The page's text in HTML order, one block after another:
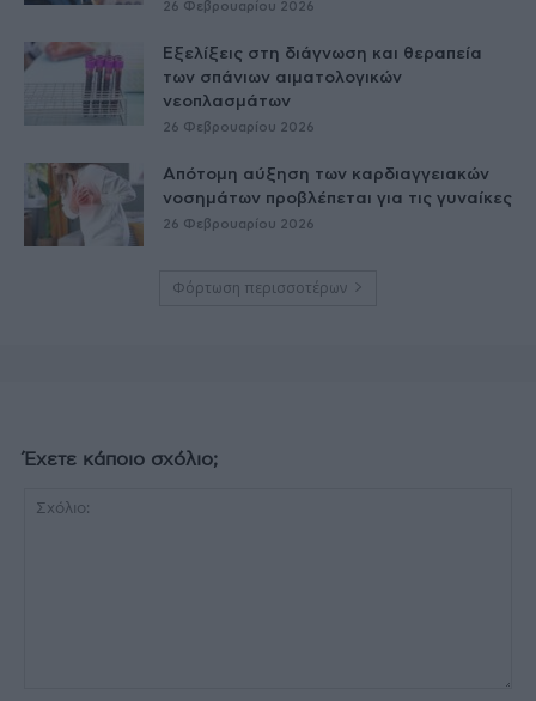
26 Φεβρουαρίου 2026
Εξελίξεις στη διάγνωση και θεραπεία
των σπάνιων αιματολογικών
νεοπλασμάτων
26 Φεβρουαρίου 2026
Απότομη αύξηση των καρδιαγγειακών
νοσημάτων προβλέπεται για τις γυναίκες
26 Φεβρουαρίου 2026
Φόρτωση περισσοτέρων
Έχετε κάποιο σχόλιο;